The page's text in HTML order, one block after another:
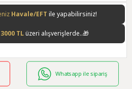
Havale/EFT ile yapabilirsiniz!
3000 TLüzeri alışverişlerde..🎁
Whatsapp ile sipariş